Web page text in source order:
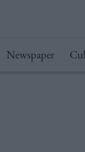
Newspaper